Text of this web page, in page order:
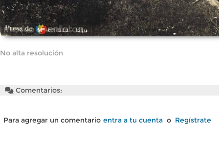
No alta resolución
Comentarios:
Para agregar un comentario entra a tu cuenta o Regístrate